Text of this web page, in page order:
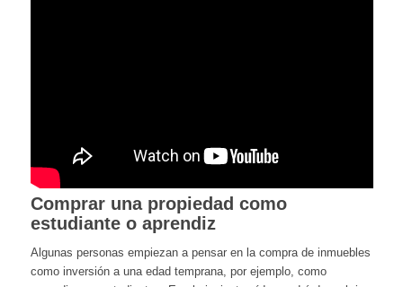
Comprar una propiedad como
estudiante o aprendiz
Algunas personas empiezan a pensar en la compra de inmuebles
como inversión a una edad temprana, por ejemplo, como